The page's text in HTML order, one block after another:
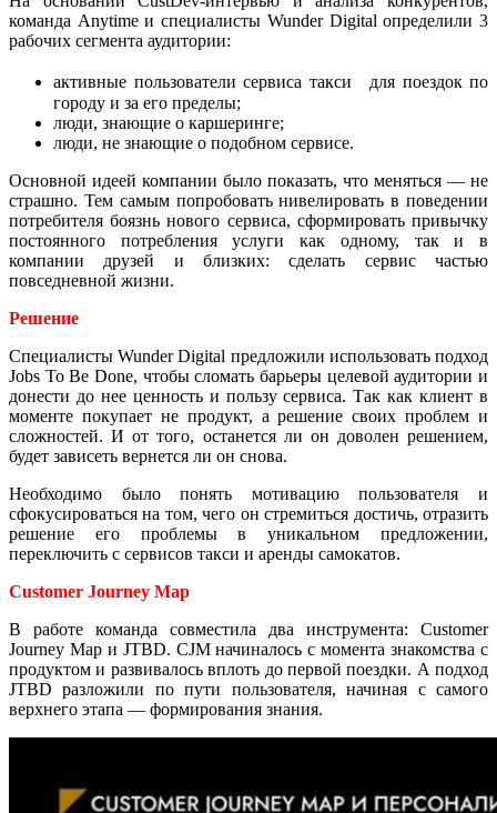
команда Anytime и специалисты Wunder Digital определили 3
рабочих сегмента аудитории:
активные пользователи сервиса такси для поездок по
городу и за его пределы;
люди, знающие о каршеринге;
люди, не знающие о подобном сервисе.
Основной идеей компании было показать, что меняться — не
страшно. Тем самым попробовать нивелировать в поведении
потребителя боязнь нового сервиса, сформировать привычку
постоянного потребления услуги как одному, так и в
компании друзей и близких: сделать сервис частью
повседневной жизни.
Решение
Специалисты Wunder Digital предложили использовать подход
Jobs To Be Done, чтобы сломать барьеры целевой аудитории и
донести до нее ценность и пользу сервиса. Так как клиент в
моменте покупает не продукт, а решение своих проблем и
сложностей. И от того, останется ли он доволен решением,
будет зависеть вернется ли он снова.
Необходимо было понять мотивацию пользователя и
сфокусироваться на том, чего он стремиться достичь, отразить
решение его проблемы в уникальном предложении,
переключить с сервисов такси и аренды самокатов.
Customer Journey Map
В работе команда совместила два инструмента: Customer
Journey Map и JTBD. CJM начиналось с момента знакомства с
продуктом и развивалось вплоть до первой поездки. А подход
JTBD разложили по пути пользователя, начиная с самого
верхнего этапа — формирования знания.